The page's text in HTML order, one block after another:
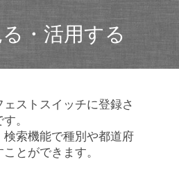
・活用する
ストスイッチに登録さ
。
検索機能で種別や都道府
とができます。